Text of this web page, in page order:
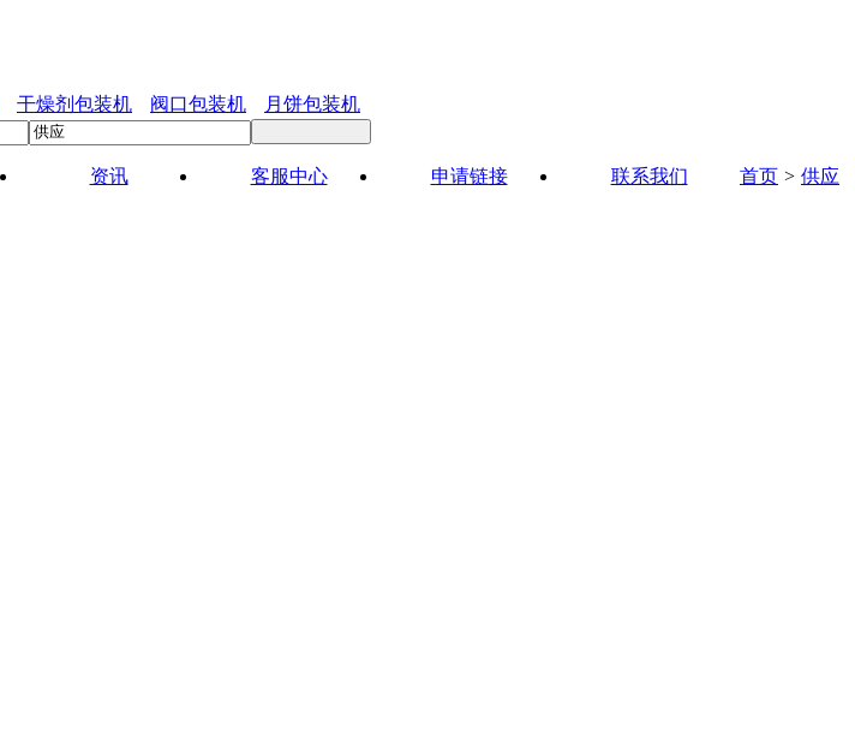
干燥剂包装机 阀口包装机 月饼包装机
资讯 客服中心 申请链接 联系我们 首页 > 供应